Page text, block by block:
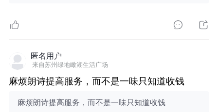
匿名用户
来自苏州绿地瞰湖生活广场
麻烦朗诗提高服务，而不是一味只知道收钱
麻烦朗诗提高服务，而不是一味只知道收钱